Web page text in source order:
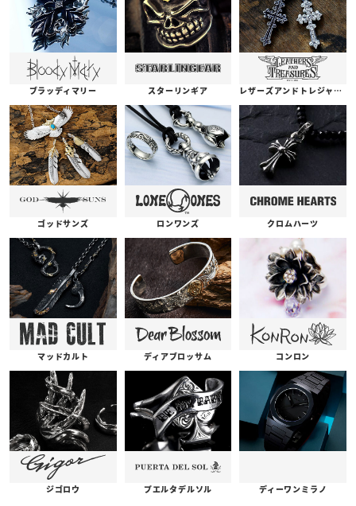
ブラッディマリー スターリンギア レザーズアンドトレジャーズ
ゴッドサンズ ロンワンズ クロムハーツ
マッドカルト ディアブロッサム コンロン
ジゴロウ プエルタデルソル ディーワンミラノ